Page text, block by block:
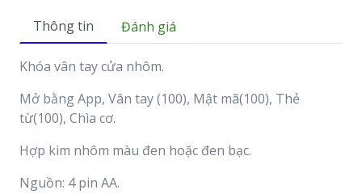
Thông tin Đánh giá
Khóa vân tay cửa nhôm.
Mở bằng App, Vân tay (100), Mật mã(100), Thẻ
từ(100), Chìa cơ.
Hợp kim nhôm màu đen hoặc đen bạc.
Nguồn: 4 pin AA.